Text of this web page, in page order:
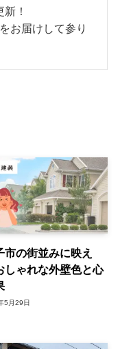
！
お届けして参り
市の街並みに映え
しゃれな外壁色と心
5月29日